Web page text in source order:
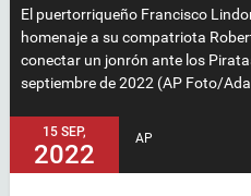
El puertorriqueño Francisco
homenaje a su compatriota
conectar un jonrón ante los
septiembre de 2022 (AP Foto/
15 SEP,
2022
AP